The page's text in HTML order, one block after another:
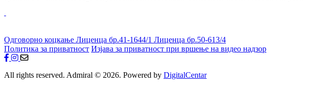
Одговорно коцкање Лиценца бр.41-1644/1 Лиценца бр.50-613/4
Политика за приватност Изјава за приватност при вршење на видео надзор
All rights reserved. Admiral © 2026. Powered by DigitalCentar